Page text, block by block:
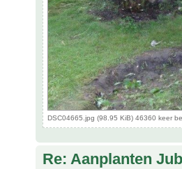
DSC04665.jpg (98.95 KiB) 46360 keer
Re: Aanplanten